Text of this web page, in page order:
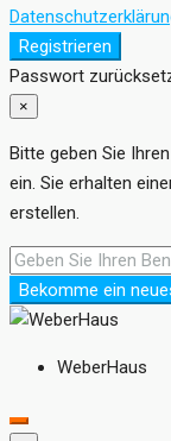
Registrieren
Passwort
×
Bitte geben Sie
ein. Sie erhalten
erstellen.
Bekomme ein
WeberHaus